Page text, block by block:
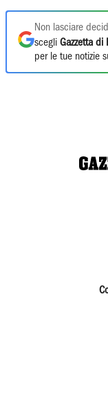
Non lasciare
scegli Gazzetta di
per le tue notizie